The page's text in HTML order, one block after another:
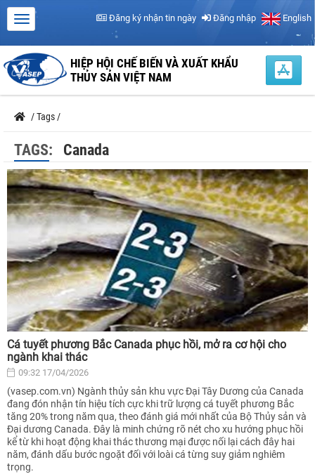
Đăng ký nhận tin ngày Đăng nhập English
HIỆP HỘI CHẾ BIẾN VÀ XUẤT KHẨU
THỦY SẢN VIỆT NAM
/Tags /
TAGS: Canada
Cá tuyết phương Bắc Canada phục hồi, mở ra cơ hội cho
ngành khai thác
09:32 17/04/2026
(vasep.com.vn) Ngành thủy sản khu vực Đại Tây Dương của Canada
đang đón nhận tín hiệu tích cực khi trữ lượng cá tuyết phương Bắc
tăng 20% trong năm qua, theo đánh giá mới nhất của Bộ Thủy sản và
Đại dương Canada. Đây là minh chứng rõ nét cho xu hướng phục hồi
kể từ khi hoạt động khai thác thương mại được nối lại cách đây hai
năm, đánh dấu bước ngoặt đối với loài cá từng suy giảm nghiêm
trọng.